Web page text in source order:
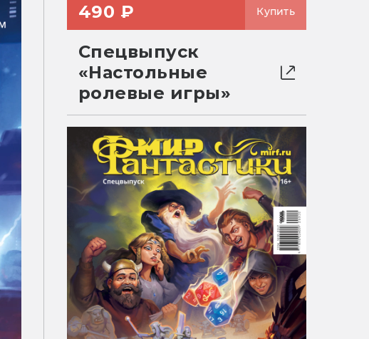
490 ₽ Купить
Спецвыпуск
«Настольные
ролевые игры»